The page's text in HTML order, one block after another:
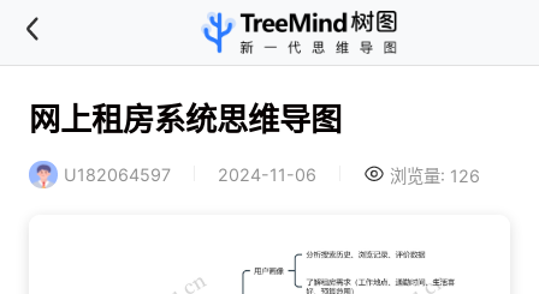
网上租房系统思维导图
U182064597 2024-11-06 浏览量: 126